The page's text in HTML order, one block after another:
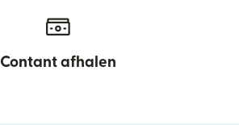
Contant afhalen